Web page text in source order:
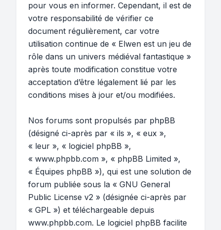
pour vous en informer. Cependant, il est de
votre responsabilité de vérifier ce
document régulièrement, car votre
utilisation continue de « Elwen est un jeu de
rôle dans un univers médiéval fantastique »
après toute modification constitue votre
acceptation d’être légalement lié par les
conditions mises à jour et/ou modifiées.
Nos forums sont propulsés par phpBB
(désigné ci-après par « ils », « eux »,
« leur », « logiciel phpBB »,
« www.phpbb.com », « phpBB Limited »,
« Équipes phpBB »), qui est une solution de
forum publiée sous la « GNU General
Public License v2 » (désignée ci-après par
« GPL ») et téléchargeable depuis
www.phpbb.com. Le logiciel phpBB facilite